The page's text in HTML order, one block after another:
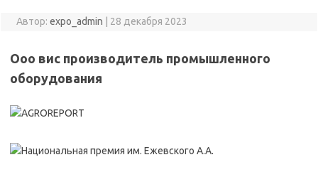
Автор: expo_admin 28 декабря 2023
Ооо вис производитель промышленного
оборудования